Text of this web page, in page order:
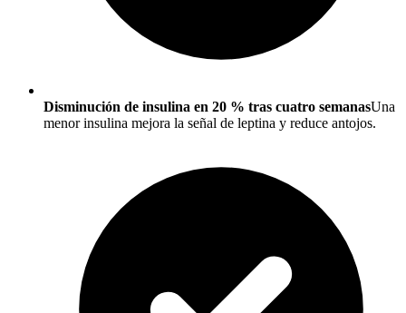
Disminución de insulina en 20 % tras cuatro semanasUna
menor insulina mejora la señal de leptina y reduce antojos.